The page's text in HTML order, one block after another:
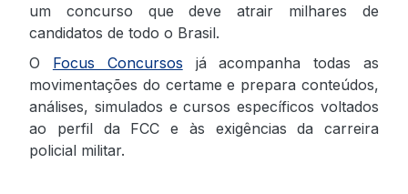
um concurso que deve atrair milhares de
candidatos de todo o Brasil.
O Focus Concursos já acompanha todas as
movimentações do certame e prepara conteúdos,
análises, simulados e cursos específicos voltados
ao perfil da FCC e às exigências da carreira
policial militar.